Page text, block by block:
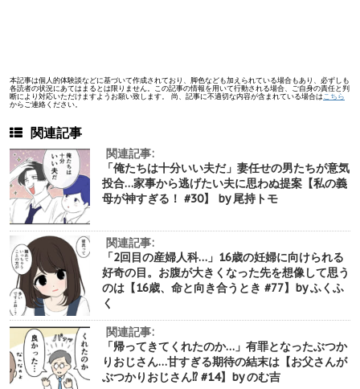
本記事は個人的体験談などに基づいて作成されており、脚色なども加えられている場合もあり、必ずしも
各読者の状況にあてはまるとは限りません。この記事の情報を用いて行動される場合、ご自身の責任と判
断により対応いただけますようお願い致します。 尚、記事に不適切な内容が含まれている場合はこちら
からご連絡ください。
関連記事
関連記事:
「俺たちは十分いい夫だ」妻任せの男たちが意気
投合…家事から逃げたい夫に思わぬ提案【私の義
母が神すぎる！ #30】 by 尾持トモ
関連記事:
「2回目の産婦人科…」16歳の妊婦に向けられる
好奇の目。お腹が大きくなった先を想像して思う
のは【16歳、命と向き合うとき #77】by ふくふ
く
関連記事:
「帰ってきてくれたのか…」有罪となったぶつか
りおじさん…甘すぎる期待の結末は【お父さんが
ぶつかりおじさん⁉︎ #14】by のむ吉